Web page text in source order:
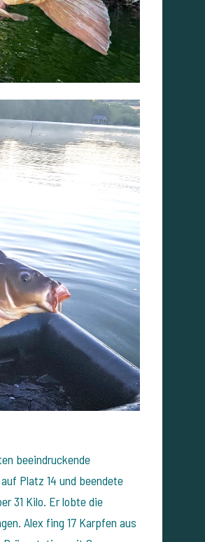
beeindruckende
Platz 14 und beendete
31 Kilo. Er lobte die
Alex fing 17 Karpfen aus